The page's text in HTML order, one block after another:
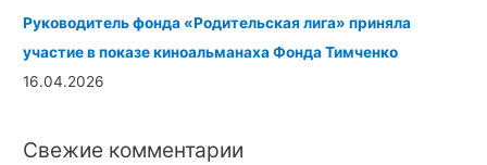
Руководитель фонда «Родительская лига» приняла
участие в показе киноальманахаФонда Тимченко
16.04.2026
Свежие комментарии